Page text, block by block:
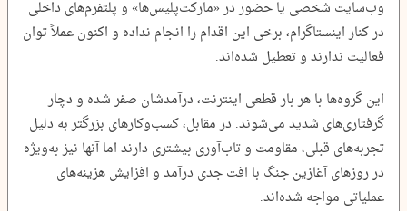
وب‌سایت شخصی یا حضور در «مارکت‌پلیس‌ها» و پلتفرم‌های داخلی
در کنار اینستاگرام، برخی این اقدام را انجام نداده و اکنون عملاً توان
فعالیت ندارند و تعطیل شده‌اند.
این گروه‌ها با هر بار قطعی اینترنت، درآمدشان صفر شده و دچار
گرفتاری‌های شدید می‌شوند. در مقابل، کسب‌وکارهای بزرگتر به دلیل
تجربه‌های قبلی، مقاومت و تاب‌آوری بیشتری دارند اما آنها نیز به‌ویژه
در روزهای آغازین جنگ با افت جدی درآمد و افزایش هزینه‌های
عملیاتی مواجه شده‌اند.